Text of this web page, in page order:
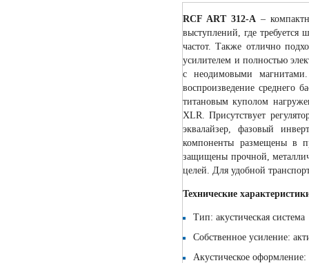
RCF ART 312-A –
выступлений, где требуется
частот. Также отлично
усилителем и полностью
с неодимовыми
воспроизведение среднего
титановым куполом
XLR. Присутствует
эквалайзер, фазовый
компоненты размещены в
защищены прочной,
целей. Для удобной
Технические
Тип: акустическая система
Собственное усиление:
Акустическое